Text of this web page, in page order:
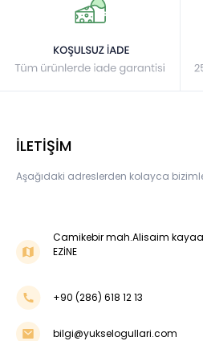
İLETİŞİM
Aşağıdaki adreslerden kolayca
Camikebir mah.Alisaim
EZİNE
+90 (286) 618 12 13
bilgi@yukselogullari.com